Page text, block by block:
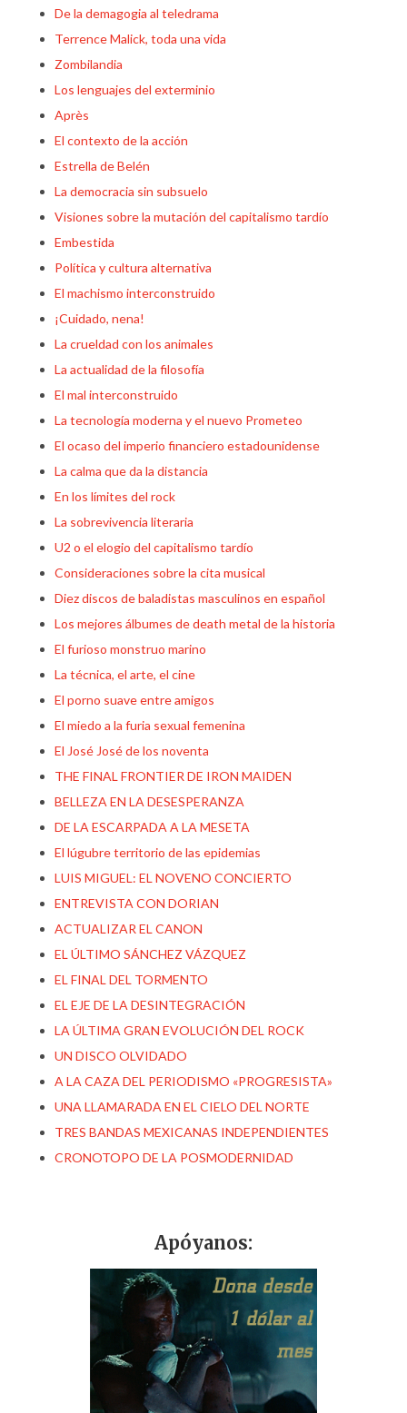
De la demagogia al teledrama
Terrence Malick, toda una vida
Zombilandia
Los lenguajes del exterminio
Après
El contexto de la acción
Estrella de Belén
La democracia sin subsuelo
Visiones sobre la mutación del capitalismo tardío
Embestida
Política y cultura alternativa
El machismo interconstruido
¡Cuidado, nena!
La crueldad con los animales
La actualidad de la filosofía
El mal interconstruido
La tecnología moderna y el nuevo Prometeo
El ocaso del imperio financiero estadounidense
La calma que da la distancia
En los límites del rock
La sobrevivencia literaria
U2 o el elogio del capitalismo tardío
Consideraciones sobre la cita musical
Diez discos de baladistas masculinos en español
Los mejores álbumes de death metal de la historia
El furioso monstruo marino
La técnica, el arte, el cine
El porno suave entre amigos
El miedo a la furia sexual femenina
El José José de los noventa
THE FINAL FRONTIER DE IRON MAIDEN
BELLEZA EN LA DESESPERANZA
DE LA ESCARPADA A LA MESETA
El lúgubre territorio de las epidemias
LUIS MIGUEL: EL NOVENO CONCIERTO
ENTREVISTA CON DORIAN
ACTUALIZAR EL CANON
EL ÚLTIMO SÁNCHEZ VÁZQUEZ
EL FINAL DEL TORMENTO
EL EJE DE LA DESINTEGRACIÓN
LA ÚLTIMA GRAN EVOLUCIÓN DEL ROCK
UN DISCO OLVIDADO
A LA CAZA DEL PERIODISMO «PROGRESISTA»
UNA LLAMARADA EN EL CIELO DEL NORTE
TRES BANDAS MEXICANAS INDEPENDIENTES
CRONOTOPO DE LA POSMODERNIDAD
Apóyanos: